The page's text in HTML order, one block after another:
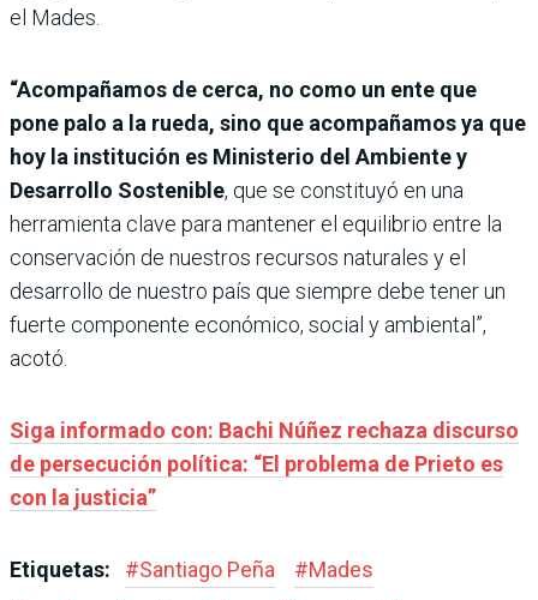
el Mades.
“Acompañamos de cerca, no como un ente que
pone palo a la rueda, sino que acompañamos ya que
hoy la institución es Ministerio del Ambiente y
Desarrollo Sostenible, que se constituyó en una
herramienta clave para mantener el equilibrio entre la
conservación de nuestros recursos naturales y el
desarrollo de nuestro país que siempre debe tener un
fuerte componente económico, social y ambiental”,
acotó.
Siga informado con: Bachi Núñez rechaza discurso
de persecución política: “El problema de Prieto es
con la justicia”
Etiquetas: #Santiago Peña #Mades